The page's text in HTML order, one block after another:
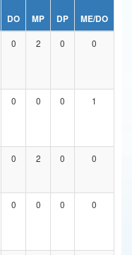
DO MP DP ME/DO
0 2 0 0
0 0 0 1
0 2 0 0
0 0 0 0